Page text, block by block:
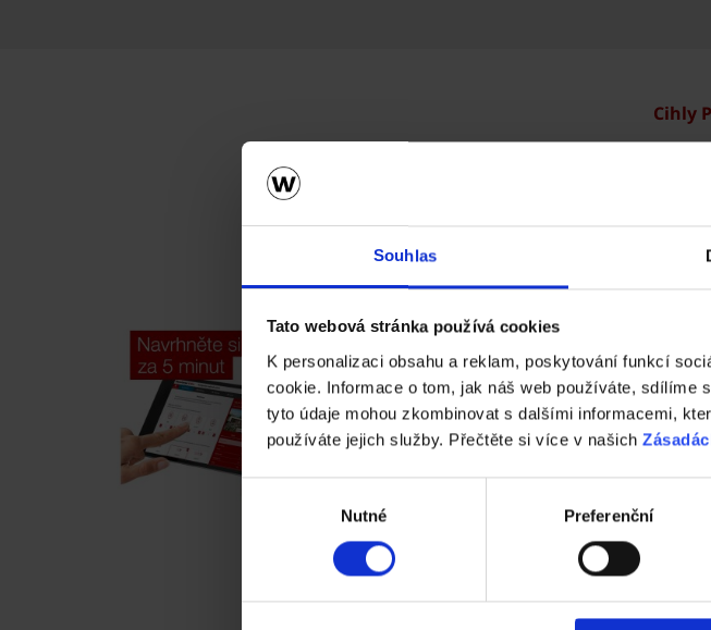
Souhlas
Tato webová stránka používá cookies
K personalizaci obsahu a reklam, poskytování funkcí
cookie. Informace o tom, jak náš web používáte, sdílíme
tyto údaje mohou zkombinovat s dalšími informacemi,
používáte jejich služby. Přečtěte si více v našich
Nutné Preferenční
Cihly
Cena
3D
ZAČÍT